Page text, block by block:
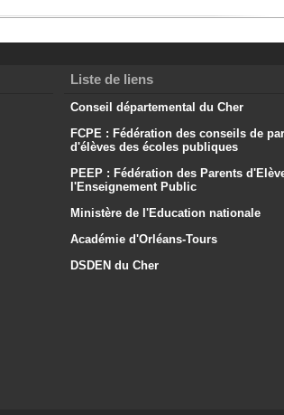
Liste de liens
Conseil départemental du Cher
FCPE : Fédération des conseils de
d'élèves des écoles publiques
PEEP : Fédération des Parents
l'Enseignement Public
Ministère de l'Education nationale
Académie d'Orléans-Tours
DSDEN du Cher